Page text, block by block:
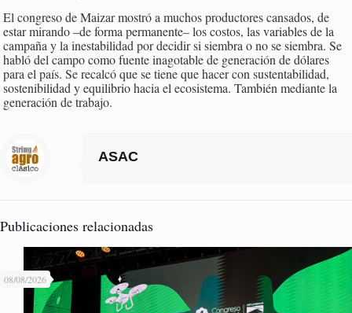
El congreso de Maizar mostró a muchos productores cansados, de
estar mirando –de forma permanente– los costos, las variables de la
campaña y la inestabilidad por decidir si siembra o no se siembra. Se
habló del campo como fuente inagotable de generación de dólares
para el país. Se recalcó que se tiene que hacer con sustentabilidad,
sostenibilidad y equilibrio hacia el ecosistema. También mediante la
generación de trabajo.
ASAC
Publicaciones relacionadas
08/08/2026